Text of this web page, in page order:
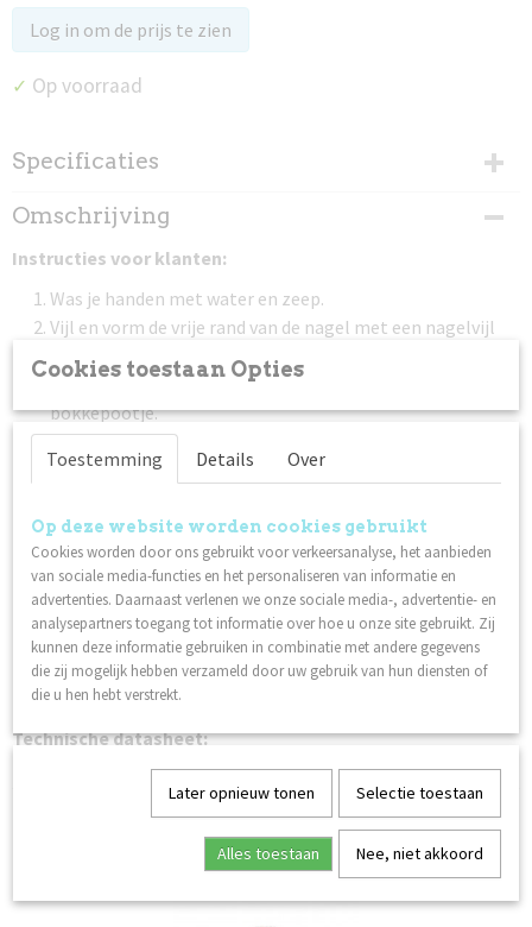
Log in om de prijs te zien
✓ Op voorraad
Specificaties
Productcode
97041
Omschrijving
Instructies voor klanten:
Was je handen met water en zeep.
Vijl en vorm de vrije rand van de nagel met een nagelvijl
met 240 grit.
Duw de nagelriem voorzichting terug met een (metalen)
bokkepootje.
Maak de nagelplaat schoon met Scrub. Zorg ervoor dat je
de nagelplaat na deze stap niet aanraakt.
minuten drogen.
Breng een dunne laag Lilli Nails Nagellak naar keuze aan.
Laat 2 - 3 minuten drogen. Herhaal deze stap nog een
keer voor het beste resultaat.
Werk af met een dunne laag Nagellak Top Coat. Laat 1
minuut drogen. Een extra laag topcoat zorgt voor een
betere houdbaarheid.
Technische datasheet:
Cookies toestaan Opties
Toestemming Details Over
Op deze website worden cookies gebruikt
Cookies worden door ons gebruikt voor verkeersanalyse, het aanbieden
van sociale media-functies en het personaliseren van informatie en
advertenties. Daarnaast verlenen we onze sociale media-, advertentie- en
analysepartners toegang tot informatie over hoe u onze site gebruikt. Zij
kunnen deze informatie gebruiken in combinatie met andere gegevens
die zij mogelijk hebben verzameld door uw gebruik van hun diensten of
die u hen hebt verstrekt.
Later opnieuw tonen Selectie toestaan
Alles toestaan Nee, niet akkoord